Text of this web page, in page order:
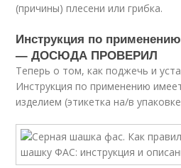
(причины) плесени или грибка.
Инструкция по применению
— ДОСЮДА ПРОВЕРИЛ
Теперь о том, как поджечь и
Инструкция по применению
изделием (этикетка на/в